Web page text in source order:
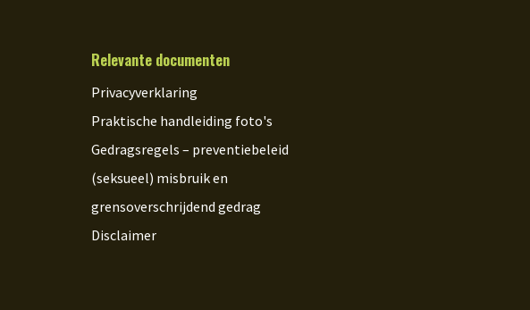
Relevante documenten
Privacyverklaring
Praktische handleiding foto's
Gedragsregels – preventiebeleid
(seksueel) misbruik en
grensoverschrijdend gedrag
Disclaimer